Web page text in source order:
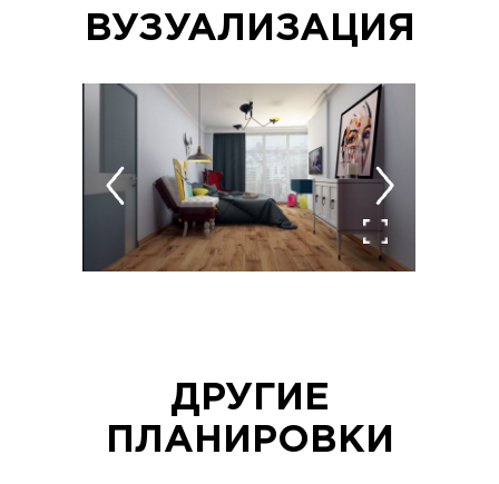
ВУЗУАЛИЗАЦИЯ
ДРУГИЕ
ПЛАНИРОВКИ